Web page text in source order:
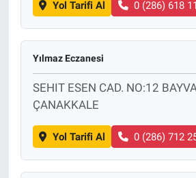
Yol Tarifi Al 0 (286) 618
Yılmaz Eczanesi
SEHIT ESEN CAD. NO:12
ÇANAKKALE
Yol Tarifi Al 0 (286) 712